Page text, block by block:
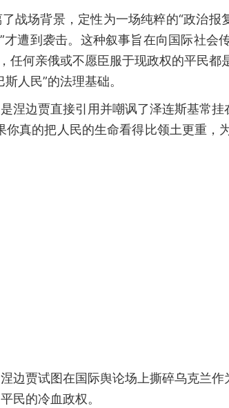
战场背景，定性为一场纯粹的“政治报
才遭到袭击。这种叙事旨在向国际社会
任何亲俄或不愿臣服于现政权的平民
人民”的法理基础。
涅边贾直接引用并嘲讽了泽连斯基常
你真的把人民的生命看得比领土更重，
边贾试图在国际舆论场上撕碎乌克兰作
民的冷血政权。